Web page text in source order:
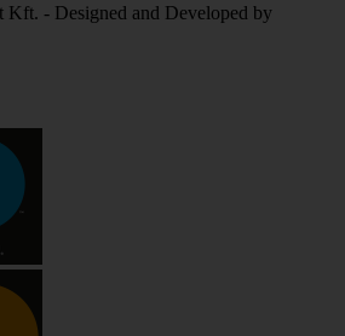
- Designed and Developed by